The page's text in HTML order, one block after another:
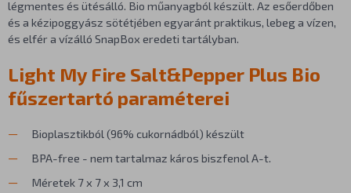
légmentes és ütésálló. Bio műanyagból készült. Az esőerdőben
és a kézipoggyász sötétjében egyaránt praktikus, lebeg a vízen,
és elfér a vízálló SnapBox eredeti tartályban.
Light My Fire Salt&Pepper Plus Bio
fűszertartó paraméterei
Bioplasztikból (96% cukornádból) készült
BPA-free - nem tartalmaz káros biszfenol A-t.
Méretek 7 x 7 x 3,1 cm